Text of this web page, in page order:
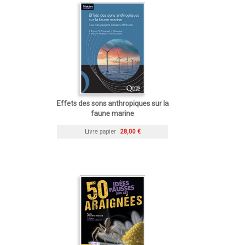
Effets des sons anthropiques sur la
faune marine
Livre papier 28,00 €